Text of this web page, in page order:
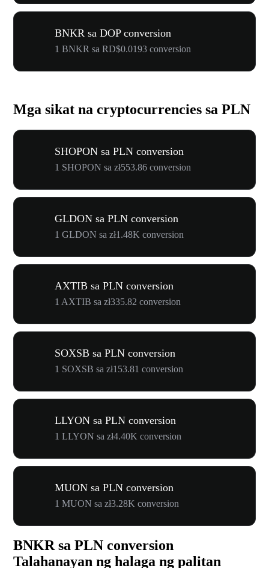
BNKR sa DOP conversion
1 BNKR sa RD$0.0193 conversion
Mga sikat na cryptocurrencies sa PLN
SHOPON sa PLN conversion
1 SHOPON sa zł553.86 conversion
GLDON sa PLN conversion
1 GLDON sa zł1.48K conversion
AXTIB sa PLN conversion
1 AXTIB sa zł335.82 conversion
SOXSB sa PLN conversion
1 SOXSB sa zł153.81 conversion
LLYON sa PLN conversion
1 LLYON sa zł4.40K conversion
MUON sa PLN conversion
1 MUON sa zł3.28K conversion
BNKR sa PLN conversion
Talahanayan ng halaga ng palitan